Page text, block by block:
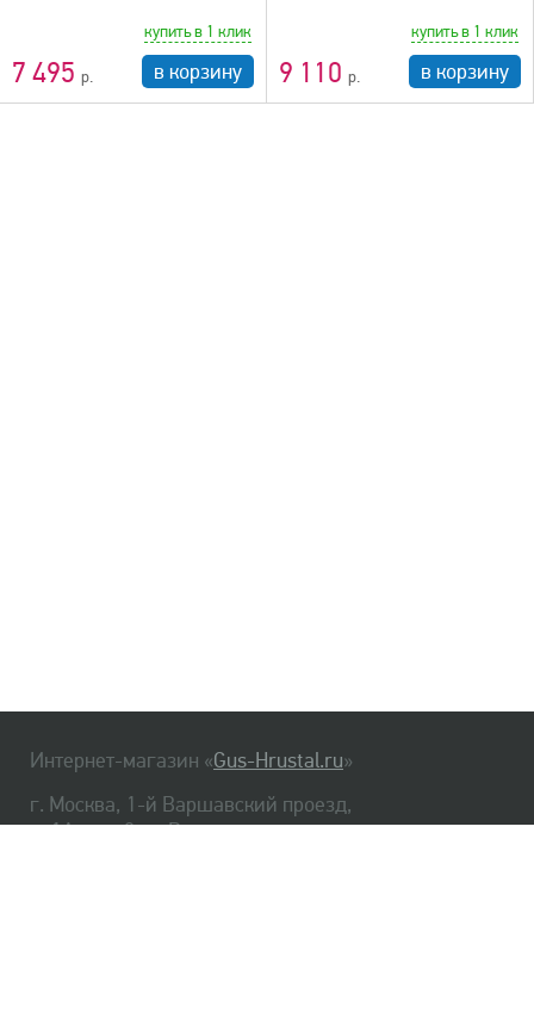
7 495
купить в 1 клик
в корзину 9 110
купить в 1 клик
в корзину
Интернет-магазин «Gus-Hrustal.ru»
г. Москва, 1-й Варшавский проезд,
д. 1А, стр. 3, м. Варшавская